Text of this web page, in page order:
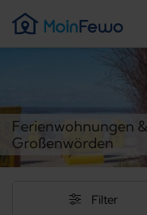
Ferienwohnungen
Großenwörden
Filter